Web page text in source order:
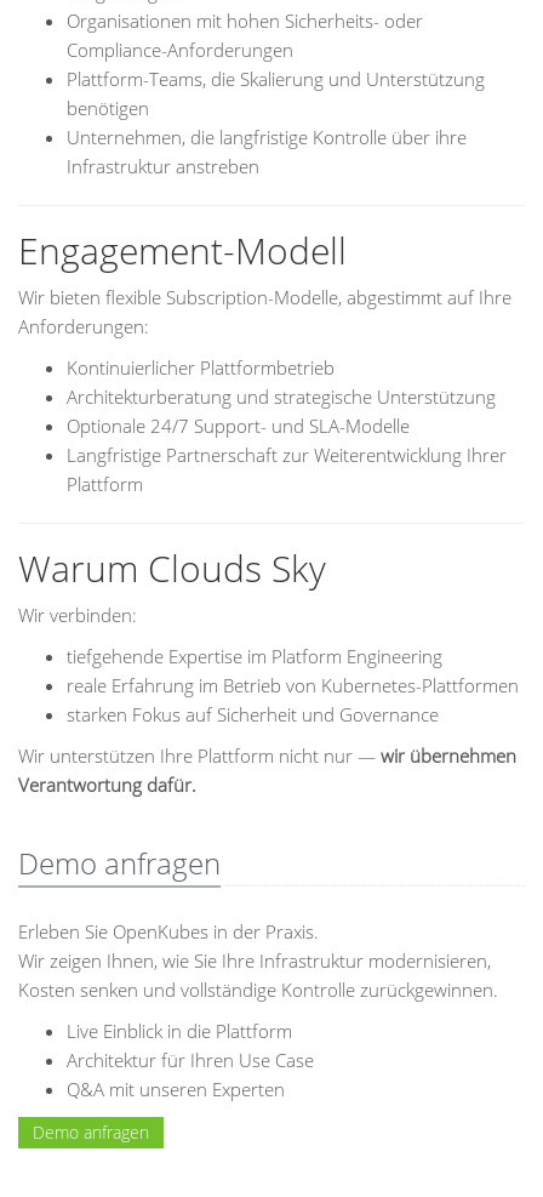
Organisationen mit hohen Sicherheits- oder
Compliance-Anforderungen
Plattform-Teams, die Skalierung und Unterstützung
benötigen
Unternehmen, die langfristige Kontrolle über ihre
Infrastruktur anstreben
Engagement-Modell
Wir bieten flexible Subscription-Modelle, abgestimmt auf Ihre
Anforderungen:
Kontinuierlicher Plattformbetrieb
Architekturberatung und strategische Unterstützung
Optionale 24/7 Support- und SLA-Modelle
Langfristige Partnerschaft zur Weiterentwicklung Ihrer
Plattform
Warum Clouds Sky
Wir verbinden:
tiefgehende Expertise im Platform Engineering
reale Erfahrung im Betrieb von Kubernetes-Plattformen
starken Fokus auf Sicherheit und Governance
Wir unterstützen Ihre Plattform nicht nur — wir übernehmen
Verantwortung dafür.
Demo anfragen
Erleben Sie OpenKubes in der Praxis.
Wir zeigen Ihnen, wie Sie Ihre Infrastruktur modernisieren,
Kosten senken und vollständige Kontrolle zurückgewinnen.
Live Einblick in die Plattform
Architektur für Ihren Use Case
Q&A mit unseren Experten
Demo anfragen